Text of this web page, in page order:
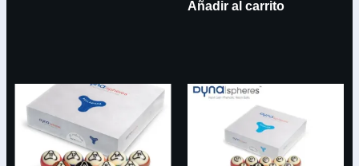
Añadir al carrito